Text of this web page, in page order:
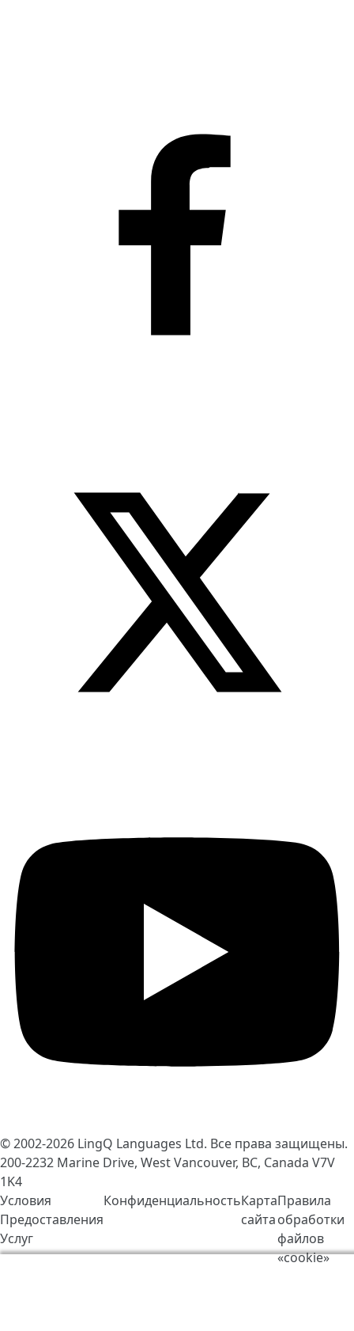
© 2002-2026 LingQ Languages Ltd. Все права защищены.
200-2232 Marine Drive, West Vancouver, BC, Canada V7V
1K4
Условия
Предоставления
Услуг
КонфиденциальностьКарта
сайта
Правила
обработки
файлов
«cookie»